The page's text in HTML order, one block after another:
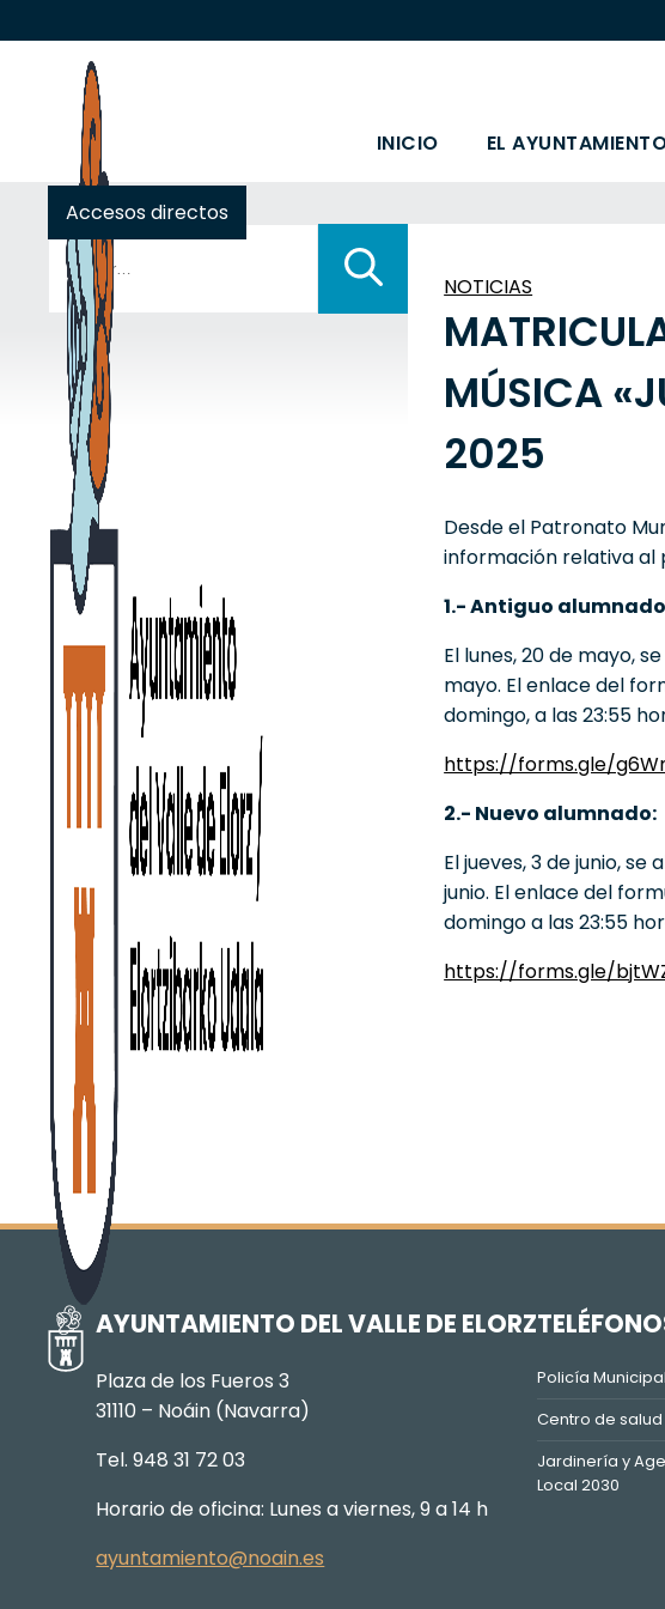
INICIO EL
Accesos directos
Buscar:
NOTICIAS
MÚSICA
2025
Desde el Patronato
información relativa al
1.- Antiguo
El lunes, 20 de mayo,
mayo. El enlace del
domingo, a las 23:55
https://forms.gle/
2.- Nuevo alumnado:
El jueves, 3 de junio,
junio. El enlace del
domingo a las 23:55
https://forms.gle/
AYUNTAMIENTO DEL VALLE DE ELORZ
Plaza de los Fueros 3
31110 – Noáin (Navarra)
Tel. 948 31 72 03
Horario de oficina: Lunes a viernes, 9 a 14 h
ayuntamiento@noain.es
Policía Municipal
Centro de salud
Jardinería y
Local 2030